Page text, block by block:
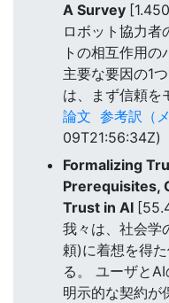
A Survey
ロボット協力者
トの相互作用
主要な要因の1
は、まず信頼を
論文 参考訳（
09T21:56:34Z)
Formalizing
Prerequisites,
Trust in AI
我々は、社会学
頼)に着想を得
る。 ユーザと
明示的な契約が